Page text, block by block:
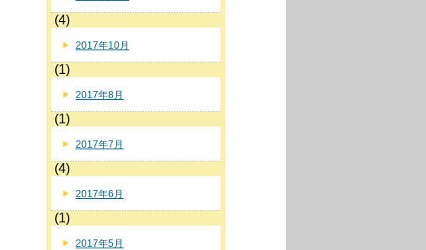
(4)
2017年10月
(1)
2017年8月
(1)
2017年7月
(4)
2017年6月
(1)
2017年5月